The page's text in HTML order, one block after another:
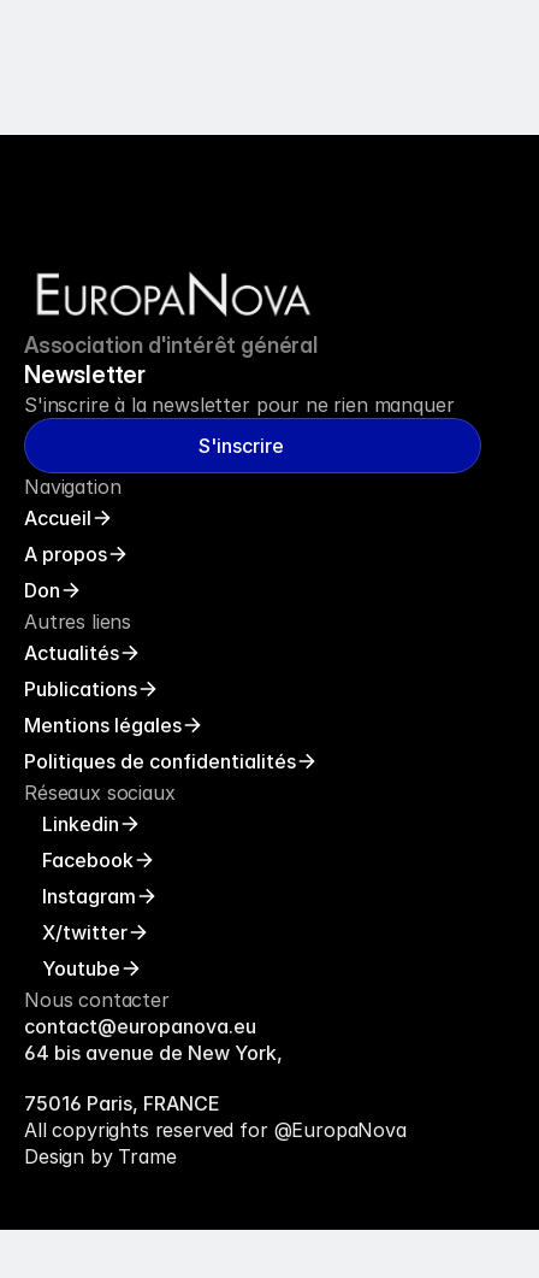
Association d'intérêt général
Newsletter
S'inscrire à la newsletter pour ne rien manquer
S'inscrire
Navigation
Accueil
A propos
Don
Autres liens
Actualités
Publications
Mentions légales
Politiques de confidentialités
Réseaux sociaux
Linkedin
Facebook
Instagram
X/twitter
Youtube
Nous contacter
contact@europanova.eu
64 bis avenue de New York,
75016 Paris, FRANCE
All copyrights reserved for @EuropaNova
Design by Trame